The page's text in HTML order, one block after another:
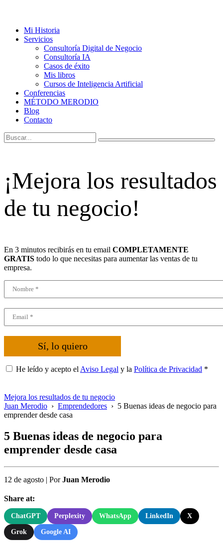
Mi Historia
Servicios
Consultoría Digital de Negocio
Consultoría IA
Casos de éxito
Mis libros
Cursos de Inteligencia Artificial
Conferencias
MÉTODO MERODIO
Blog
Contacto
¡Mejora los resultados
de tu negocio!
En 3 minutos recibirás en tu email COMPLETAMENTE
GRATIS todo lo que necesitas para aumentar las ventas de tu
empresa.
Sí, lo quiero
He leído y acepto el Aviso Legal y la Política de Privacidad *
Mejora los resultados de tu negocio
Juan Merodio › Emprendedores › 5 Buenas ideas de negocio para
emprender desde casa
5 Buenas ideas de negocio para
emprender desde casa
12 de agosto | PorJuan Merodio
Share at:
ChatGPT Perplexity WhatsApp LinkedIn X
Grok Google AI